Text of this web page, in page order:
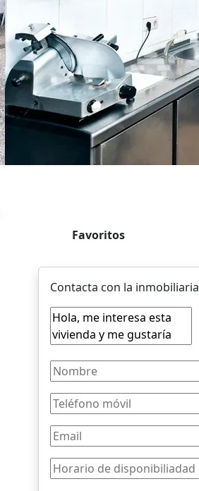
Favoritos
Contacta con la inmobiliaria